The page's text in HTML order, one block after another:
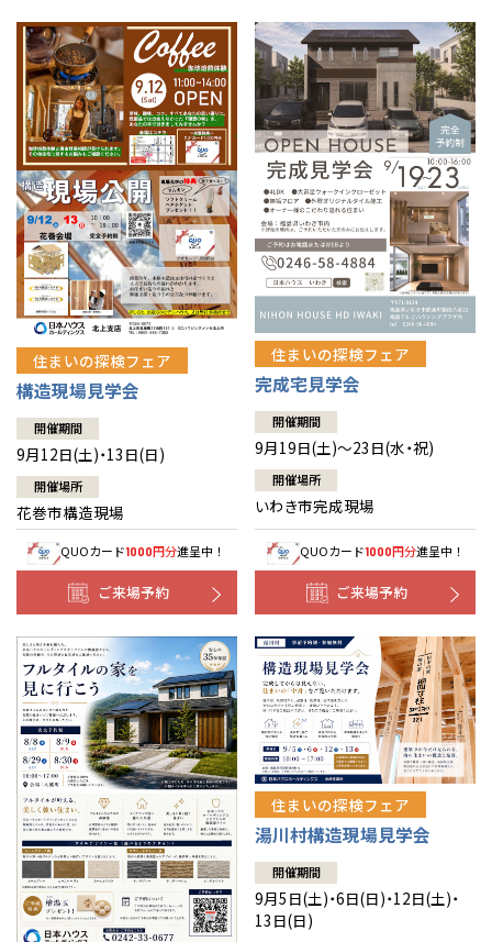
住まいの探検フェア
構造現場見学会
開催期間
9月12日(土)・13日(日)
開催場所
花巻市構造現場
QUOカード1000円分進呈中！
ご来場予約
住まいの探検フェア
完成宅見学会
開催期間
9月19日(土)～23日(水・祝)
開催場所
いわき市完成現場
QUOカード1000円分進呈中！
ご来場予約
住まいの探検フェア
湯川村構造現場見学会
開催期間
9月5日(土)・6日(日)・12日(土)・
13日(日)